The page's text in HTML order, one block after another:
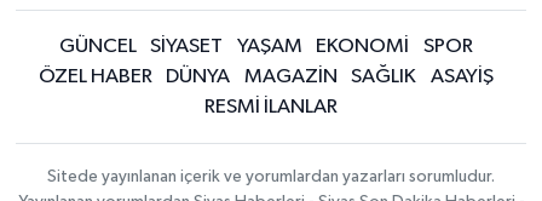
GÜNCEL SİYASET YAŞAM EKONOMİ
SPOR
ÖZEL HABER
DÜNYA MAGAZİN SAĞLIK
ASAYİŞ
RESMİ İLANLAR
Sitede yayınlanan içerik ve yorumlardan yazarları sorumludur.